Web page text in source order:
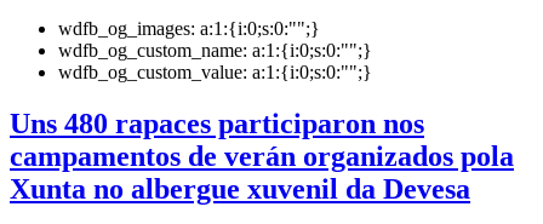
wdfb_og_images: a:1:{i:0;s:0:"";}
wdfb_og_custom_name: a:1:{i:0;s:0:"";}
wdfb_og_custom_value: a:1:{i:0;s:0:"";}
Uns 480 rapaces participaron nos
campamentos de verán organizados pola
Xunta no albergue xuvenil da Devesa